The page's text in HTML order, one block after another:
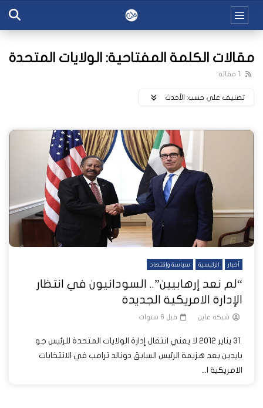
مقالات الكلمة المفتاحية: الولايات المتحدة
1 مقالة
تصنيف علي حسب: اﻷحدث
أخبار الرئيسية سياسة وإقتصاد
“لم نعد إرهابيين”.. السودانيون في انتظار
الإدارة الامريكية الجديدة
شبكة عاين قبل 6 سنوات
31 يناير 2012 لا يعني انتقال إدارة الولايات المتحدة للرئيس جو
بايدين بعد هزيمة الرئيس السابق دونالد ترامب في الانتخابات
الامريكية ا...